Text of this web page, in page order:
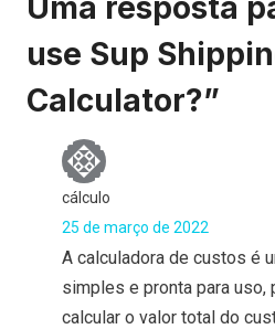
use Sup
Calculator?”
cálculo
25 de março de 2022
A calculadora de custos é
simples e pronta para uso,
calcular o valor total do